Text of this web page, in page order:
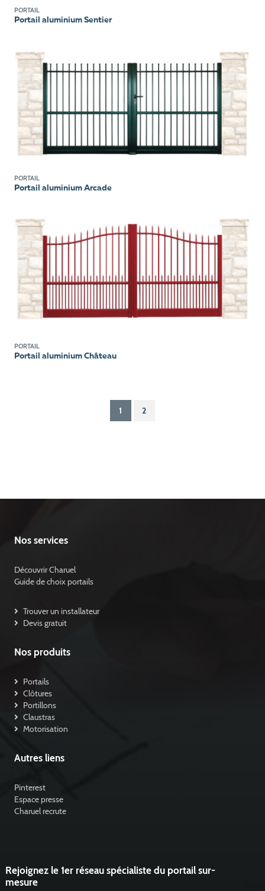
PORTAIL
Portail aluminium Sentier
PORTAIL
Portail aluminium Arcade
PORTAIL
Portail aluminium Château
1 2
Nos services
Découvrir Charuel
Guide de choix portails
Trouver un installateur
Devis gratuit
Nos produits
Portails
Clôtures
Portillons
Claustras
Motorisation
Autres liens
Pinterest
Espace presse
Charuel recrute
Rejoignez le 1er réseau spécialiste du portail sur-
mesure